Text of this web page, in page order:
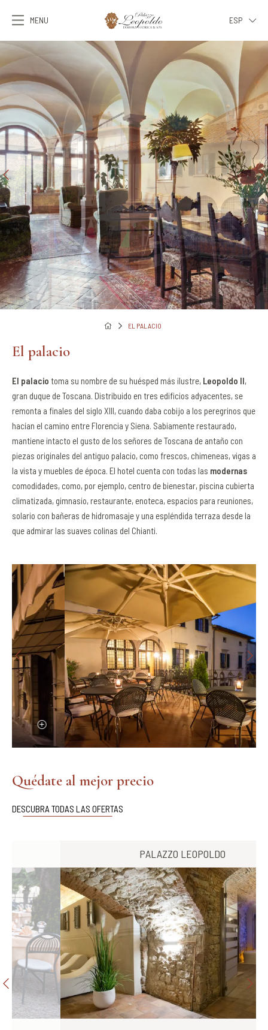
MENU
ESP
ENG
FRA
DEU
ESP
EL PALACIO
El palacio
El palacio toma su nombre de su huésped más ilustre, Leopoldo II,
gran duque de Toscana. Distribuido en tres edificios adyacentes, se
remonta a finales del siglo XIII, cuando daba cobijo a los peregrinos que
hacían el camino entre Florencia y Siena. Sabiamente restaurado,
mantiene intacto el gusto de los señores de Toscana de antaño con
piezas originales del antiguo palacio, como frescos, chimeneas, vigas a
la vista y muebles de época. El hotel cuenta con todas las modernas
comodidades, como, por ejemplo, centro de bienestar, piscina cubierta
climatizada, gimnasio, restaurante, enoteca, espacios para reuniones,
solario con bañeras de hidromasaje y una espléndida terraza desde la
que admirar las suaves colinas del Chianti.
Quédate al mejor precio
DESCUBRA TODAS LAS OFERTAS
PALAZZO LEOPOLDO